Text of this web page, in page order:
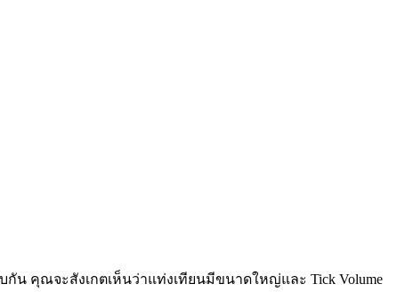
กัน คุณจะสังเกตเห็นว่าแท่งเทียนมีขนาดใหญ่และ Tick Volume